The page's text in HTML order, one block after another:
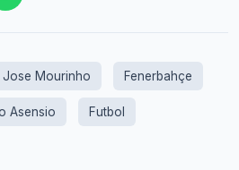
Jose Mourinho Fenerbahçe
Asensio Futbol